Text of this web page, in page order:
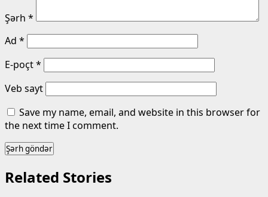
Şərh *
Ad *
E-poçt*
Veb sayt
Save my name, email, and website in this browser for
the next time I comment.
Related Stories